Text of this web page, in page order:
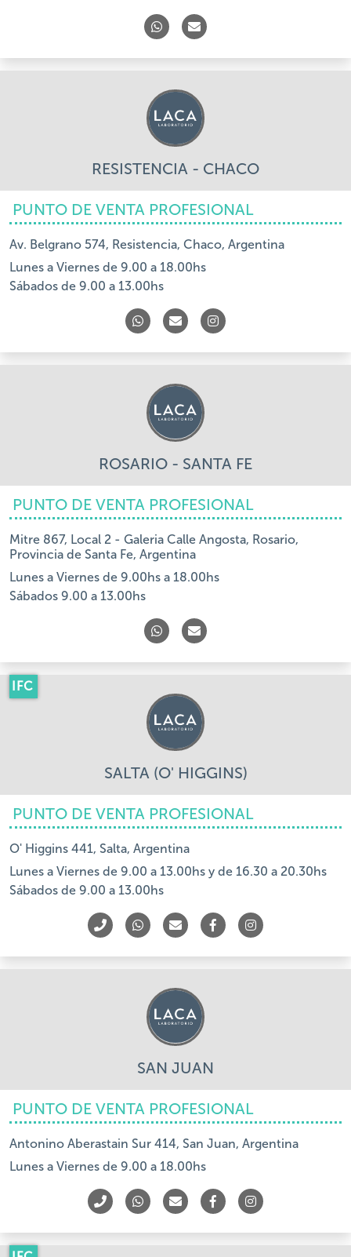
RESISTENCIA - CHACO
PUNTO DE VENTA PROFESIONAL
Av. Belgrano 574, Resistencia, Chaco, Argentina
Lunes a Viernes de 9.00 a 18.00hs
Sábados de 9.00 a 13.00hs
ROSARIO - SANTA FE
PUNTO DE VENTA PROFESIONAL
Mitre 867, Local 2 - Galeria Calle Angosta, Rosario,
Provincia de Santa Fe, Argentina
Lunes a Viernes de 9.00hs a 18.00hs
Sábados 9.00 a 13.00hs
IFC
SALTA (O' HIGGINS)
PUNTO DE VENTA PROFESIONAL
O' Higgins 441, Salta, Argentina
Lunes a Viernes de 9.00 a 13.00hs y de 16.30 a 20.30hs
Sábados de 9.00 a 13.00hs
SAN JUAN
PUNTO DE VENTA PROFESIONAL
Antonino Aberastain Sur 414, San Juan, Argentina
Lunes a Viernes de 9.00 a 18.00hs